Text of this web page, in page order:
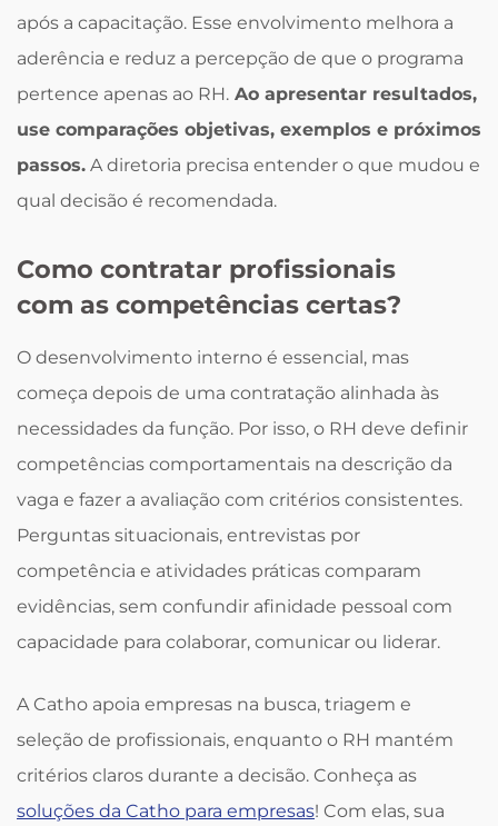
após a capacitação. Esse envolvimento melhora a
aderência e reduz a percepção de que o programa
pertence apenas ao RH. Ao apresentar resultados,
use comparações objetivas, exemplos e próximos
passos. A diretoria precisa entender o que mudou e
qual decisão é recomendada.
Como contratar profissionais
com as competências certas?
O desenvolvimento interno é essencial, mas
começa depois de uma contratação alinhada às
necessidades da função. Por isso, o RH deve definir
competências comportamentais na descrição da
vaga e fazer a avaliação com critérios consistentes.
Perguntas situacionais, entrevistas por
competência e atividades práticas comparam
evidências, sem confundir afinidade pessoal com
capacidade para colaborar, comunicar ou liderar.
A Catho apoia empresas na busca, triagem e
seleção de profissionais, enquanto o RH mantém
critérios claros durante a decisão. Conheça as
soluções da Catho para empresas! Com elas, sua